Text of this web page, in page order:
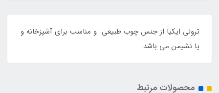
ترولی ایکیا از جنس چوب طبیعی و مناسب برای آشپزخانه و
یا نشیمن می باشد.
محصولات مرتبط